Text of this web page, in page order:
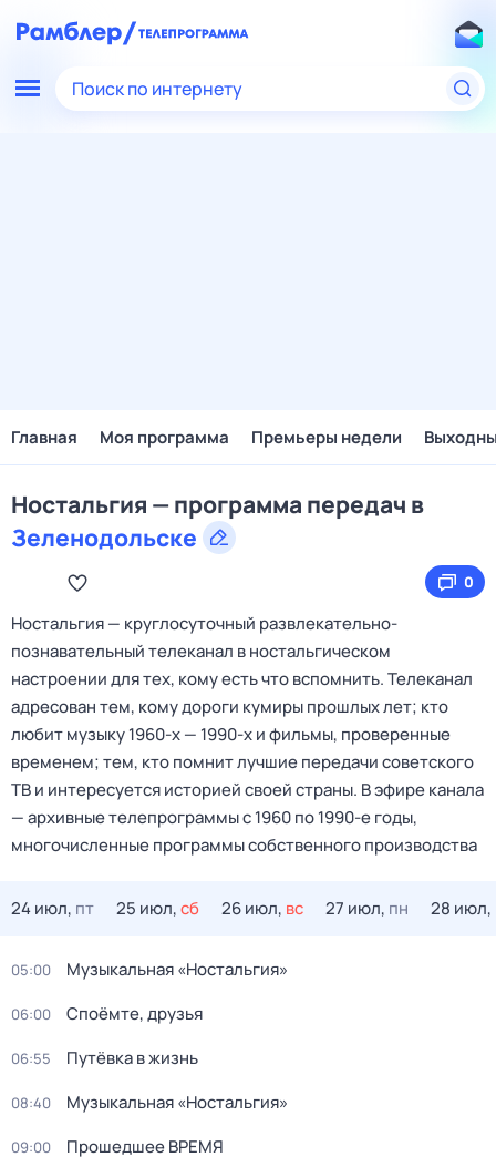
Поиск по интернету
Главная Моя программа Премьеры недели
Ностальгия — программа передач в
Зеленодольске
0
Ностальгия — круглосуточный развлекательно-
познавательный телеканал в ностальгическом
настроении для тех, кому есть что вспомнить. Телеканал
адресован тем, кому дороги кумиры прошлых лет; кто
любит музыку 1960-х — 1990-х и фильмы, проверенные
временем; тем, кто помнит лучшие передачи советского
ТВ и интересуется историей своей страны. В эфире канала
— архивные телепрограммы с 1960 по 1990-е годы,
многочисленные программы собственного производства
24 июл, пт 25 июл,сб 26 июл, вс 27 июл, пн 28 июл,
05:00 Музыкальная «Ностальгия»
06:00 Споёмте, друзья
06:55 Путёвка в жизнь
08:40 Музыкальная «Ностальгия»
09:00 Прошедшее ВРЕМЯ